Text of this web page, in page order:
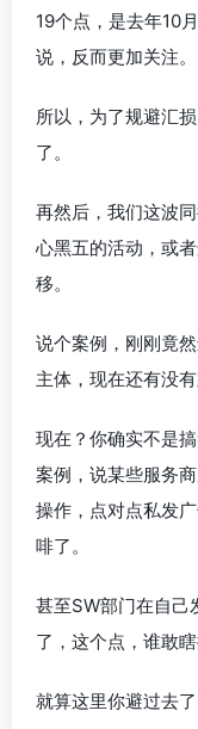
19个点，是去年10
说，反而更加关注。
所以，为了规避汇
了。
再然后，我们这波
心黑五的活动，或
移。
说个案例，刚刚竟
主体，现在还有没有
现在？你确实不是
案例，说某些服务
操作，点对点私发
啡了。
甚至SW部门在自己
了，这个点，谁敢
就算这里你避过去了